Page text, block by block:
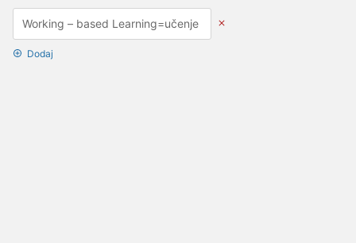
Dodaj